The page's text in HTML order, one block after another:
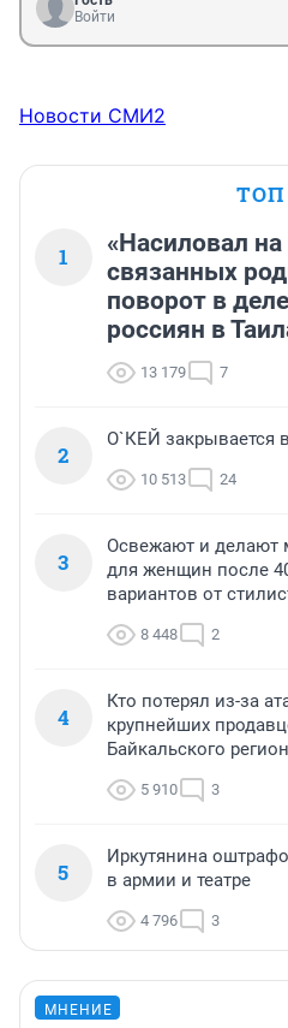
Войти
Новости СМИ2
ТОП
1
«Насиловал на
связанных
поворот в
россиян в
13 179 7
2
О`КЕЙ закрывается
10 513 24
3
Освежают и делают
для женщин после
вариантов от
8 448 2
4
Кто потерял из-за
крупнейших
Байкальского
5 910 3
5
Иркутянина
в армии и театре
4 796 3
МНЕНИЕ